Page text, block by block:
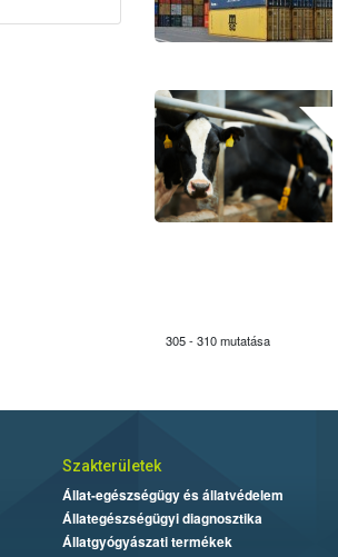
305 - 310 mutatása
Szakterületek
Állat-egészségügy és állatvédelem
Állategészségügyi diagnosztika
Állatgyógyászati termékek